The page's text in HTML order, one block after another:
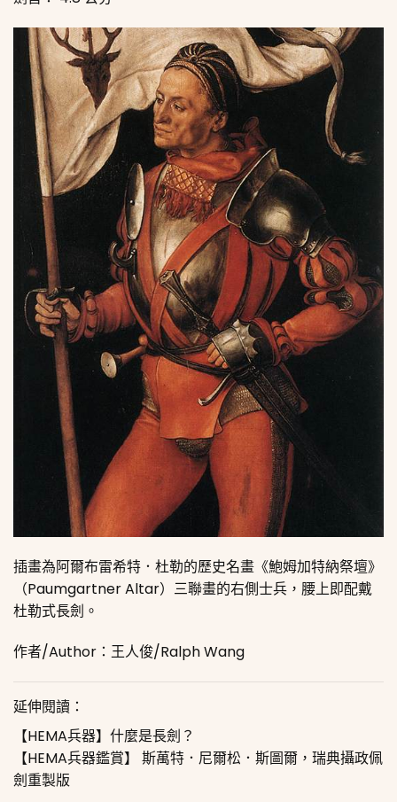
插畫為阿爾布雷希特．杜勒的歷史名畫《鮑姆加特納祭壇》
（Paumgartner Altar）三聯畫的右側士兵，腰上即配戴
杜勒式長劍。
作者/Author：王人俊/Ralph Wang
延伸閱讀：
【HEMA兵器】什麼是長劍？
【HEMA兵器鑑賞】 斯萬特．尼爾松．斯圖爾，瑞典攝政佩
劍重製版